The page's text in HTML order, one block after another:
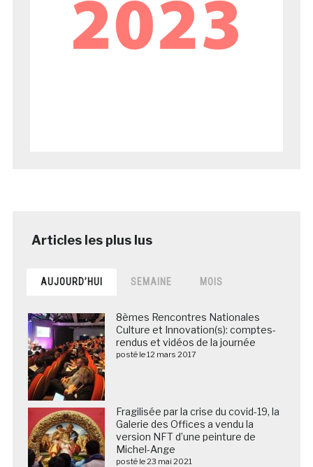
AUJOURD’HUI SEMAINE MOIS
8èmes Rencontres Nationales
Culture et Innovation(s): comptes-
rendus et vidéos de la journée
posté le 12 mars 2017
Fragilisée par la crise du covid-19, la
Galerie des Offices a vendu la
version NFT d’une peinture de
Michel-Ange
posté le 23 mai 2021